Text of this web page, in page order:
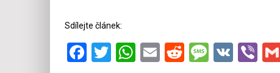
Sdílejte článek:
Facebook
Twitter
WhatsApp
EmailRedditVK